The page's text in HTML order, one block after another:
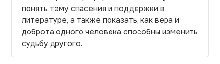
понять тему спасения и поддержки в
литературе, а также показать, как вера и
доброта одного человека способны изменить
судьбу другого.